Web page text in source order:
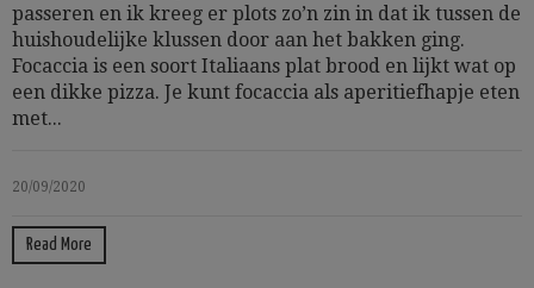
passeren en ik kreeg er plots zo’n zin in dat ik tussen de
huishoudelijke klussen door aan het bakken ging.
Focaccia is een soort Italiaans plat brood en lijkt wat op
een dikke pizza. Je kunt focaccia als aperitiefhapje eten
met...
20/09/2020
Read More